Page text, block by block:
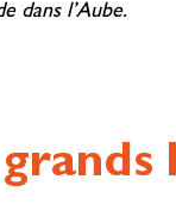
dans l’Aube.